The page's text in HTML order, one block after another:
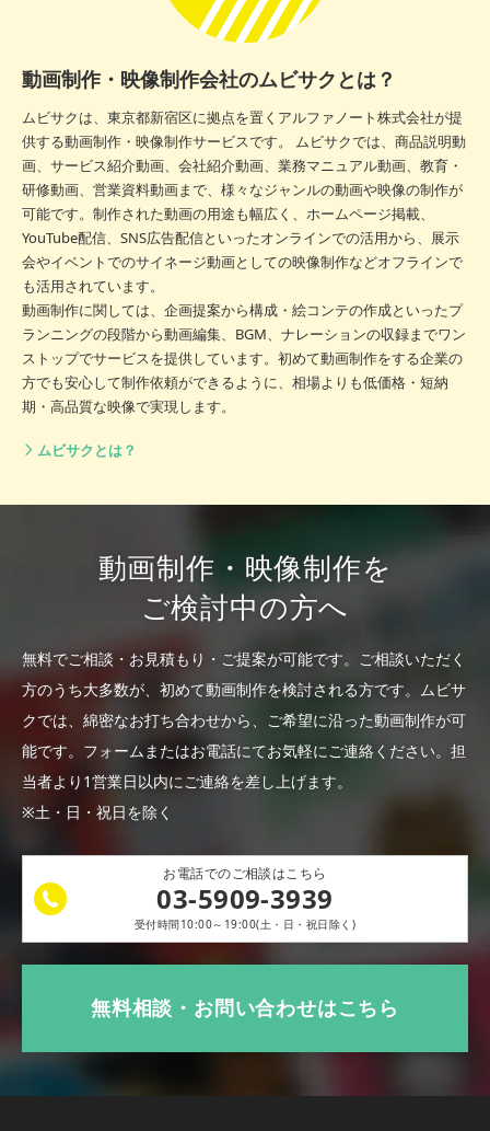
動画制作・映像制作会社のムビサクとは？
ムビサクは、東京都新宿区に拠点を置くアルファノート株式会社が提
供する動画制作・映像制作サービスです。 ムビサクでは、商品説明動
画、サービス紹介動画、会社紹介動画、業務マニュアル動画、教育・
研修動画、営業資料動画まで、様々なジャンルの動画や映像の制作が
可能です。制作された動画の用途も幅広く、ホームページ掲載、
YouTube配信、SNS広告配信といったオンラインでの活用から、展示
会やイベントでのサイネージ動画としての映像制作などオフラインで
も活用されています。
動画制作に関しては、企画提案から構成・絵コンテの作成といったプ
ランニングの段階から動画編集、BGM、ナレーションの収録までワン
ストップでサービスを提供しています。初めて動画制作をする企業の
方でも安心して制作依頼ができるように、相場よりも低価格・短納
期・高品質な映像で実現します。
ムビサクとは？
動画制作・映像制作を
ご検討中の方へ
無料でご相談・お見積もり・ご提案が可能です。
ご相談いただく
方のうち大多数が、初めて動画制作を検討される方です。
ムビサ
クでは、綿密なお打ち合わせから、ご希望に沿った動画制作が可
能です。 フォームまたはお電話にてお気軽にご連絡ください。 担
当者より1営業日以内にご連絡を差し上げます。
※土・日・祝日を除く
お電話でのご相談はこちら
03-5909-3939
受付時間10:00～19:00(土・日・祝日除く)
無料相談・お問い合わせはこちら